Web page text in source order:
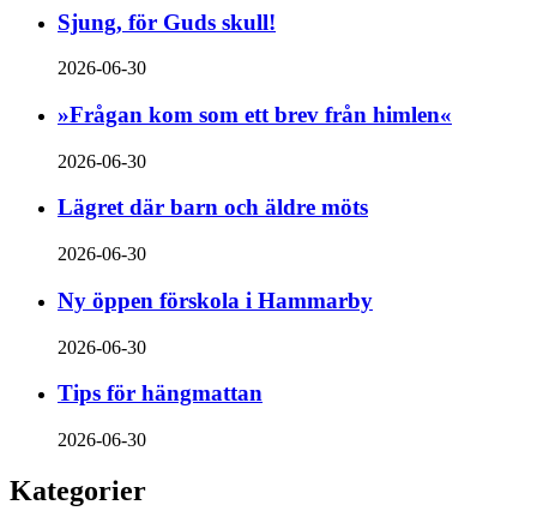
Sjung, för Guds skull!
2026-06-30
»Frågan kom som ett brev från himlen«
2026-06-30
Lägret där barn och äldre möts
2026-06-30
Ny öppen förskola i Hammarby
2026-06-30
Tips för hängmattan
2026-06-30
Kategorier